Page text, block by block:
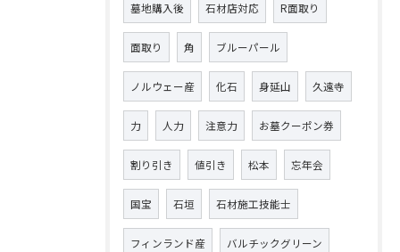
墓地購入後 石材店対応 R面取り
面取り 角 ブルーパール
ノルウェー産 化石 身延山 久遠寺
力 人力 注意力 お墓クーポン券
割り引き 値引き 松本 忘年会
国宝 石垣 石材施工技能士
フィンランド産 バルチックグリーン